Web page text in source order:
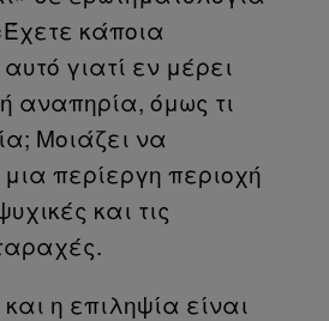
κάποια
γιατί εν μέρει
αναπηρία, όμως τι
Μοιάζει να
περίεργη περιοχή
και τις
η επιληψία είναι